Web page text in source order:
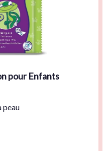
pour Enfants
peau